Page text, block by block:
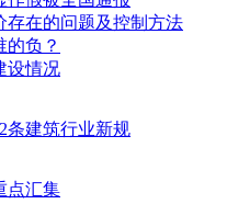
存在的问题及控制方法
的负？
设情况
条建筑行业新规
点汇集